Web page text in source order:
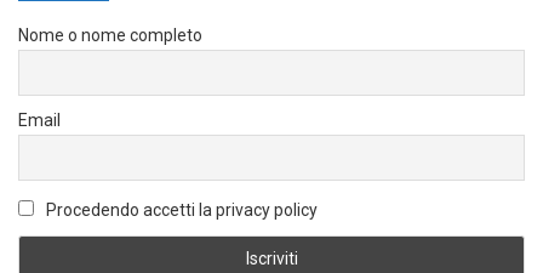
Nome o nome completo
Email
Procedendo accetti la privacy policy